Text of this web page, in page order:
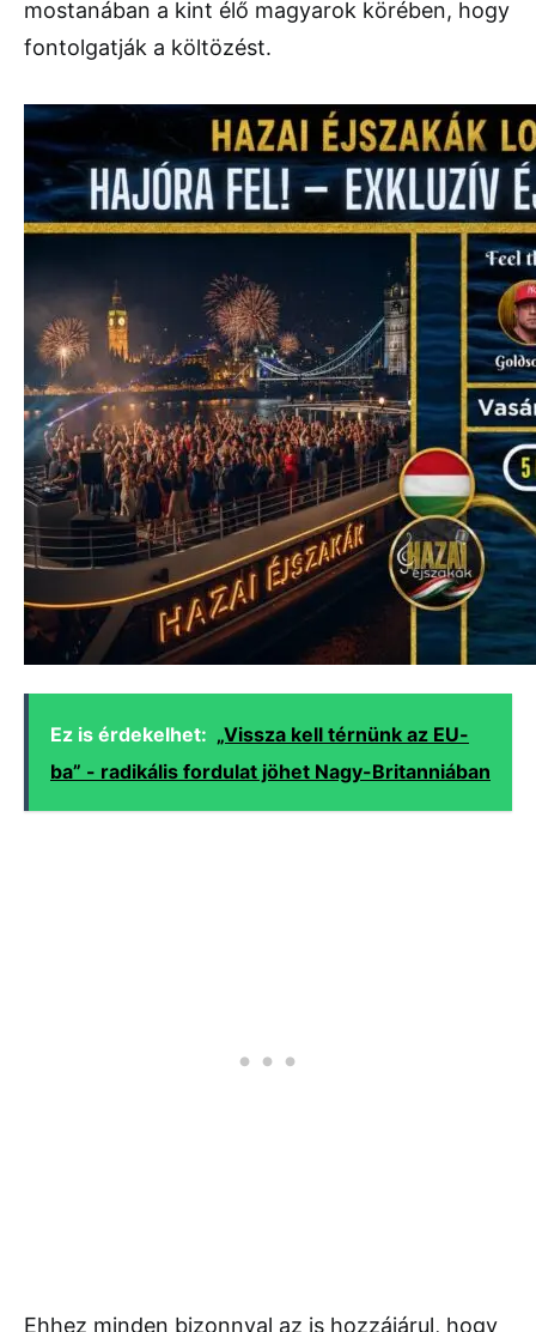
mostanában a kint élő magyarok körében, hogy
fontolgatják a költözést.
Ez is érdekelhet: „Vissza kell térnünk az EU-
ba” - radikális fordulat jöhet Nagy-Britanniában
Ehhez minden bizonnyal az is hozzájárul, hogy